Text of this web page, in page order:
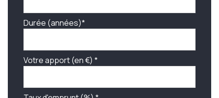
Durée (années)*
Votre apport (en €) *